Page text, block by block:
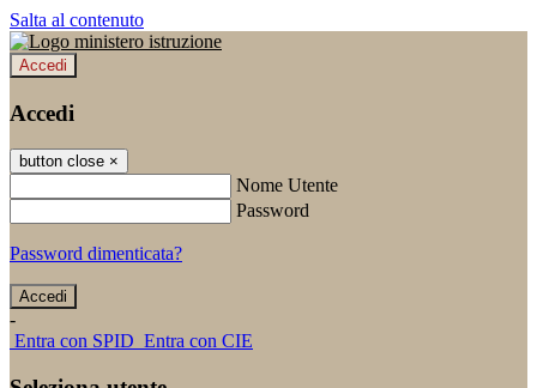
Salta al contenuto
Accedi
Accedi
button close ×
Nome Utente
Password
Password dimenticata?
-
Entra con SPID Entra con CIE